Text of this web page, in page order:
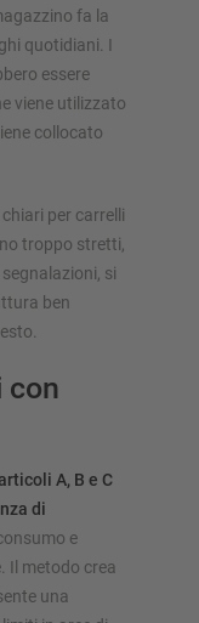
fa la
quotidiani. I
essere
viene utilizzato
collocato
per carrelli
troppo stretti,
si
ben
con
A, B e C
di
e
Il metodo crea
una